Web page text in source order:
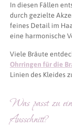
In diesen Fällen
durch gezielte
feines Detail im
eine harmonische
Viele Bräute
Ohrringen für die
Linien des Kleides
Was passt zu
Ausschnitt?